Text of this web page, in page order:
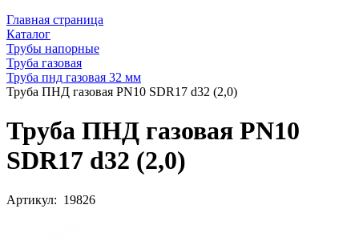
Главная страница
Каталог
Трубы напорные
Труба газовая
Труба пнд газовая 32 мм
Труба ПНД газовая PN10 SDR17 d32 (2,0)
Труба ПНД газовая PN10
SDR17 d32 (2,0)
Артикул: 19826